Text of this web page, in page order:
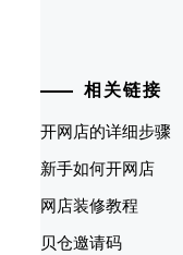
相关链接
开网店的详细步骤
新手如何开网店
网店装修教程
贝仓邀请码